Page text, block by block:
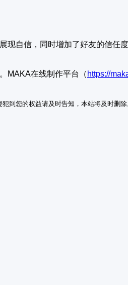
现自信，同时增加了好友的信任
MAKA在线制作平台（ https://
到您的权益请及时告知，本站将及时删